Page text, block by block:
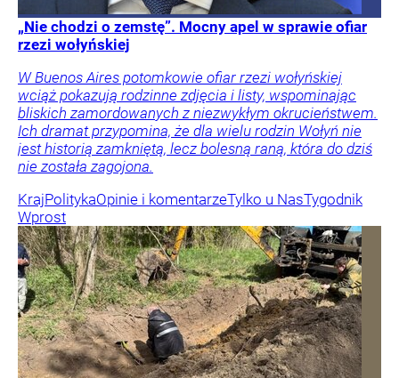
„Nie chodzi o zemstę”. Mocny apel w sprawie ofiar
rzezi wołyńskiej
W Buenos Aires potomkowie ofiar rzezi wołyńskiej
wciąż pokazują rodzinne zdjęcia i listy, wspominając
bliskich zamordowanych z niezwykłym okrucieństwem.
Ich dramat przypomina, że dla wielu rodzin Wołyń nie
jest historią zamkniętą, lecz bolesną raną, która do dziś
nie została zagojona.
KrajPolitykaOpinie i komentarzeTylko u NasTygodnik
Wprost